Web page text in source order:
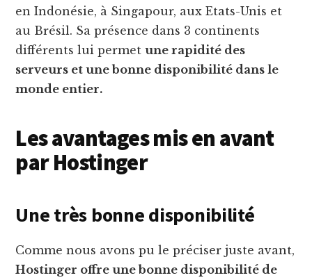
en Indonésie, à Singapour, aux Etats-Unis et
au Brésil. Sa présence dans 3 continents
différents lui permetune rapidité des
serveurs et une bonne disponibilité dans le
monde entier.
Les avantages mis en avant
par Hostinger
Une très bonne disponibilité
Comme nous avons pu le préciser juste avant,
Hostinger offre une bonne disponibilité de